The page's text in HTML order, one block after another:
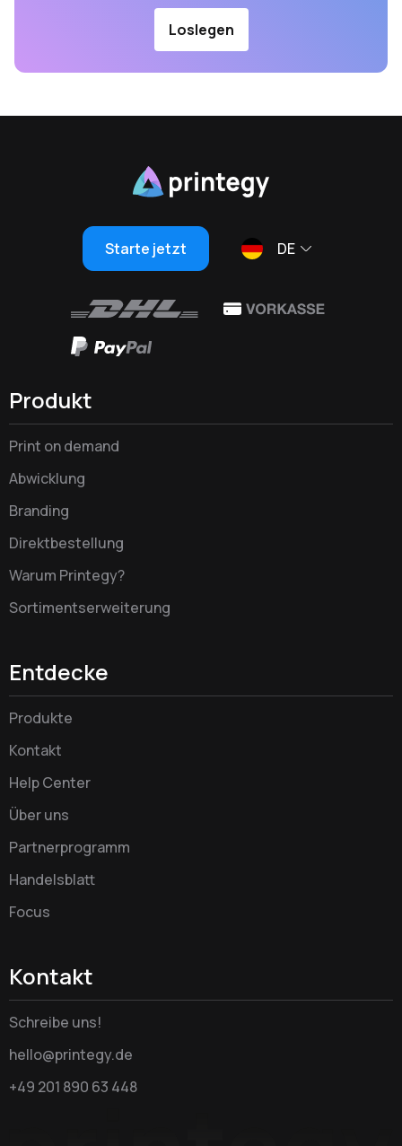
Loslegen
Starte jetzt DE
Produkt
Print on demand
Abwicklung
Branding
Direktbestellung
Warum Printegy?
Sortimentserweiterung
Entdecke
Produkte
Kontakt
Help Center
Über uns
Partnerprogramm
Handelsblatt
Focus
Kontakt
Schreibe uns!
hello@printegy.de
+49 201 890 63 448